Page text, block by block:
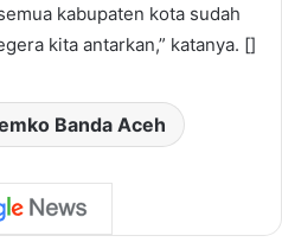
kabupaten kota sudah
kita antarkan,” katanya. []
Banda Aceh